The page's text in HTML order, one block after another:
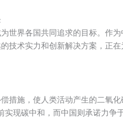
世界各国共同追求的目标。作
技术实力和创新解决方案，正
措施，使人类活动产生的二氧
现碳中和，而中国则承诺力争